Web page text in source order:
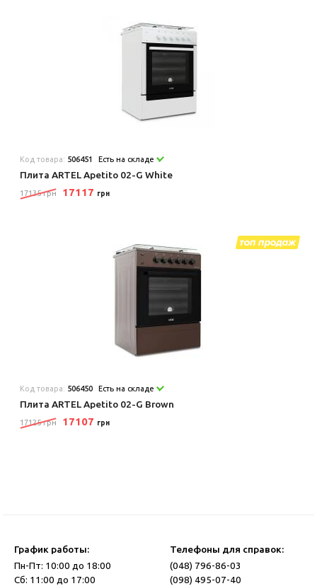
Код товара: 506451 Есть на складе
Плита ARTEL Apetito 02-G White
17135 грн 17117 грн
Код товара: 506450 Есть на складе
Плита ARTEL Apetito 02-G Brown
17125 грн 17107 грн
График работы:
Пн-Пт: 10:00 до 18:00
Сб: 11:00 до 17:00
Телефоны для справок:
(048) 796-86-03
(098) 495-07-40